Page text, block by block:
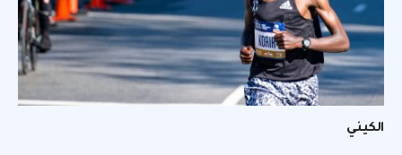
الكيني